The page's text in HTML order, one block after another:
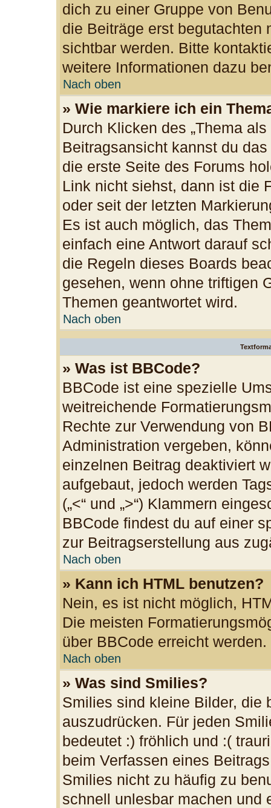
dich zu einer Gruppe von
die Beiträge erst begutachten
sichtbar werden. Bitte
weitere Informationen dazu
Nach oben
» Wie markiere ich ein
Durch Klicken des „Thema
Beitragsansicht kannst du
die erste Seite des Forums
Link nicht siehst, dann ist die
oder seit der letzten
Es ist auch möglich, das
einfach eine Antwort darauf
die Regeln dieses Boards
gesehen, wenn ohne triftigen
Themen geantwortet wird.
Nach oben
» Was ist BBCode?
BBCode ist eine spezielle
weitreichende
Rechte zur Verwendung von
Administration vergeben,
einzelnen Beitrag deaktiviert
aufgebaut, jedoch werden
(„<“ und „>“) Klammern
BBCode findest du auf einer
zur Beitragserstellung aus
Nach oben
» Kann ich HTML benutzen?
Nein, es ist nicht möglich,
Die meisten
über BBCode erreicht werden.
Nach oben
» Was sind Smilies?
Smilies sind kleine Bilder, die
auszudrücken. Für jeden
bedeutet :) fröhlich und :(
beim Verfassen eines
Smilies nicht zu häufig zu
schnell unlesbar machen und